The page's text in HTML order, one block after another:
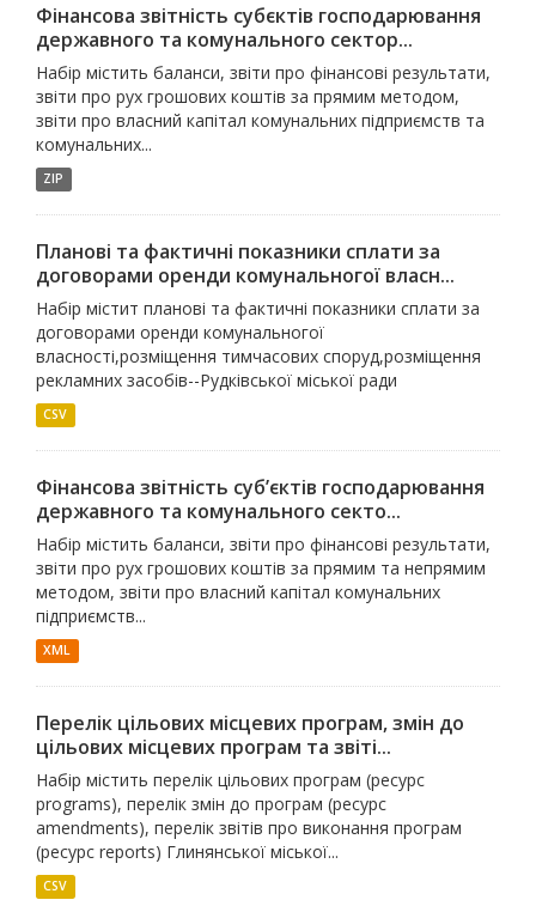
Фінансова звітність субєктів господарювання
державного та комунального сектор...
Набір містить баланси, звіти про фінансові результати,
звіти про рух грошових коштів за прямим методом,
звіти про власний капітал комунальних підприємств та
комунальних...
ZIP
Планові та фактичні показники сплати за
договорами оренди комунальногої власн...
Набір містит планові та фактичні показники сплати за
договорами оренди комунальногої
власності,розміщення тимчасових споруд,розміщення
рекламних засобів--Рудківської міської ради
CSV
Фінансова звітність суб’єктів господарювання
державного та комунального секто...
Набір містить баланси, звіти про фінансові результати,
звіти про рух грошових коштів за прямим та непрямим
методом, звіти про власний капітал комунальних
підприємств...
XML
Перелік цільових місцевих програм, змін до
цільових місцевих програм та звіті...
Набір містить перелік цільових програм (ресурс
programs), перелік змін до програм (ресурс
amendments), перелік звітів про виконання програм
(ресурс reports) Глинянської міської...
CSV